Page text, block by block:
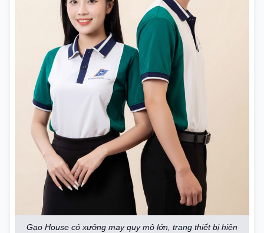
Gạo House có xưởng may quy mô lớn, trang thiết bị hiện